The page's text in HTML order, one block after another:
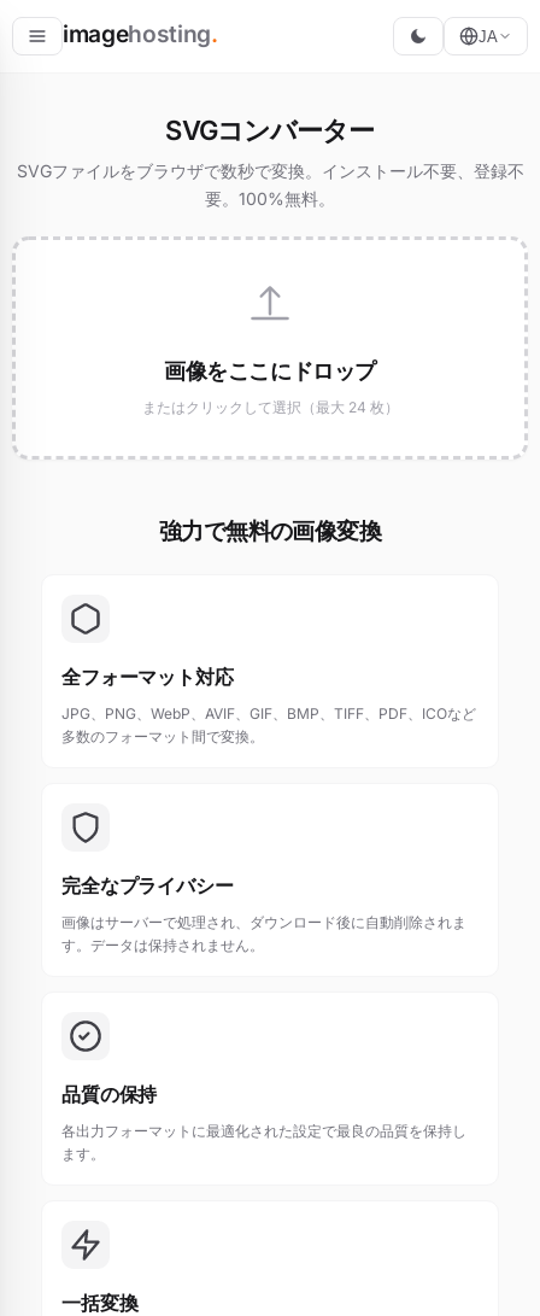
imagehosting. JA
SVGコンバーター
SVGファイルをブラウザで数秒で変換。インストール不要、登録不
要。100%無料。
画像をここにドロップ
またはクリックして選択（最大 24 枚）
強力で無料の画像変換
全フォーマット対応
JPG、PNG、WebP、AVIF、GIF、BMP、TIFF、PDF、ICOなど
多数のフォーマット間で変換。
完全なプライバシー
画像はサーバーで処理され、ダウンロード後に自動削除されま
す。データは保持されません。
品質の保持
各出力フォーマットに最適化された設定で最良の品質を保持し
ます。
一括変換